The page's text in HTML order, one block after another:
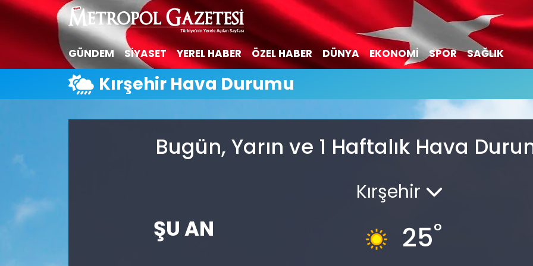
GÜNDEM SİYASET YEREL HABER ÖZEL HABER DÜNYA EKONOMİ SPOR SAĞLIK
Kırşehir Hava Durumu
Bugün, Yarın ve 1 Haftalık Hava
ŞU AN
Kırşehir
25°
Hava Durumu
Trafik Durumu